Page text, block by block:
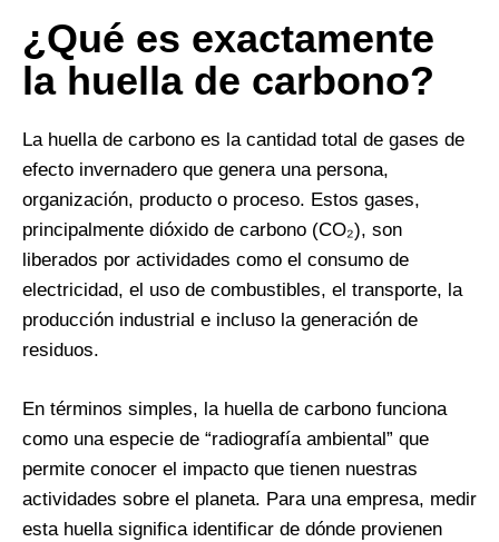
¿Qué es exactamente
la huella de carbono?
La huella de carbono es la cantidad total de gases de
efecto invernadero que genera una persona,
organización, producto o proceso. Estos gases,
principalmente dióxido de carbono (CO₂), son
liberados por actividades como el consumo de
electricidad, el uso de combustibles, el transporte, la
producción industrial e incluso la generación de
residuos.
En términos simples, la huella de carbono funciona
como una especie de “radiografía ambiental” que
permite conocer el impacto que tienen nuestras
actividades sobre el planeta. Para una empresa, medir
esta huella significa identificar de dónde provienen